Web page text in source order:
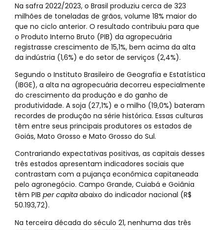
Na safra 2022/2023, o Brasil produziu cerca de 323
milhões de toneladas de grãos, volume 18% maior do
que no ciclo anterior. O resultado contribuiu para que
o Produto Interno Bruto (PIB) da agropecuária
registrasse crescimento de 15,1%, bem acima da alta
da indústria (1,6%) e do setor de serviços (2,4%).
Segundo o Instituto Brasileiro de Geografia e Estatística
(IBGE), a alta na agropecuária decorreu especialmente
do crescimento da produção e do ganho de
produtividade. A soja (27,1%) e o milho (19,0%) bateram
recordes de produção na série histórica. Essas culturas
têm entre seus principais produtores os estados de
Goiás, Mato Grosso e Mato Grosso do Sul.
Contrariando expectativas positivas, as capitais desses
três estados apresentam indicadores sociais que
contrastam com a pujança econômica capitaneada
pelo agronegócio. Campo Grande, Cuiabá e Goiânia
têm PIB per capita abaixo do indicador nacional (R$
50.193,72).
Na terceira década do século 21, nenhuma das três